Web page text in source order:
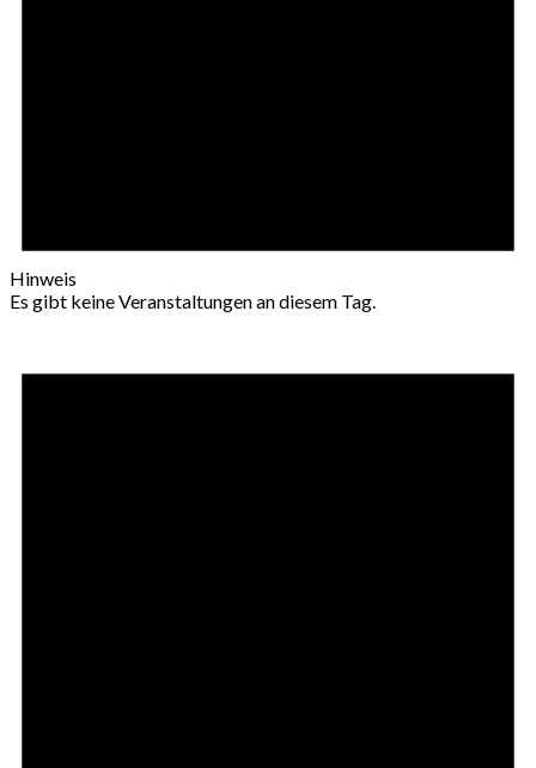
Hinweis
Es gibt keine Veranstaltungen an diesem Tag.